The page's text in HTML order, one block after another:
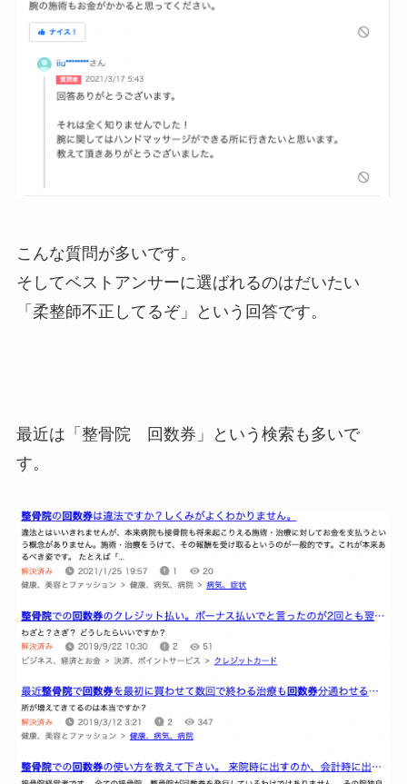
こんな質問が多いです。
そしてベストアンサーに選ばれるのはだいたい
「柔整師不正してるぞ」という回答です。
最近は「整骨院 回数券」という検索も多いで
す。